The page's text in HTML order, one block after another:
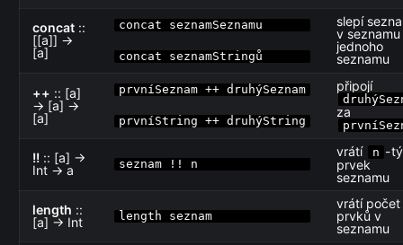
concat ::
[[a]] →
[a]
concat seznamSeznamu
concat seznamStringů
slepí
v
jednoho
seznamu
++ :: [a]
→ [a] →
[a]
prvníSeznam ++ druhýSeznam
prvníString ++ druhýString
připojí
za
!! :: [a] →
Int → a
seznam !! n
vrátí n -tý
prvek
seznamu
length ::
[a] → Int
length seznam
vrátí počet
prvků v
seznamu